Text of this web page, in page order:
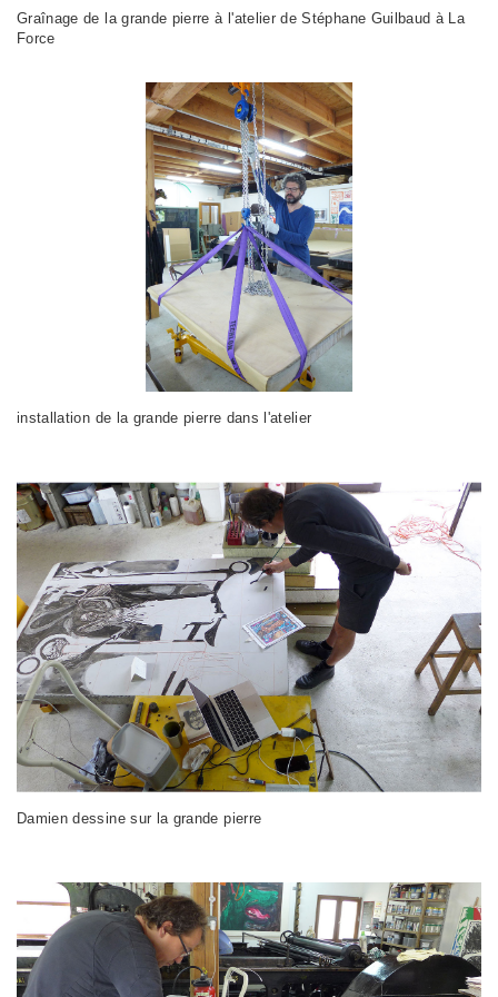
Graînage de la grande pierre à l'atelier de Stéphane Guilbaud à La
Force
installation de la grande pierre dans l'atelier
Damien dessine sur la grande pierre